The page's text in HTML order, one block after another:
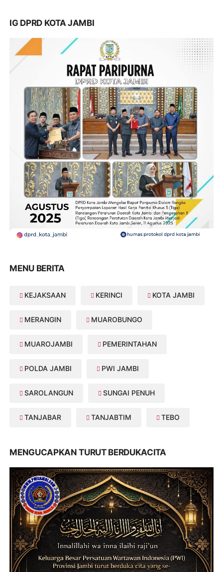
IG DPRD KOTA JAMBI
MENU BERITA
KEJAKSAAN KERINCI KOTA JAMBI
MERANGIN MUAROBUNGO
MUAROJAMBI PEMERINTAHAN
POLDA JAMBI PWI JAMBI
SAROLANGUN SUNGAI PENUH
TANJABAR TANJABTIM TEBO
MENGUCAPKAN TURUT BERDUKACITA